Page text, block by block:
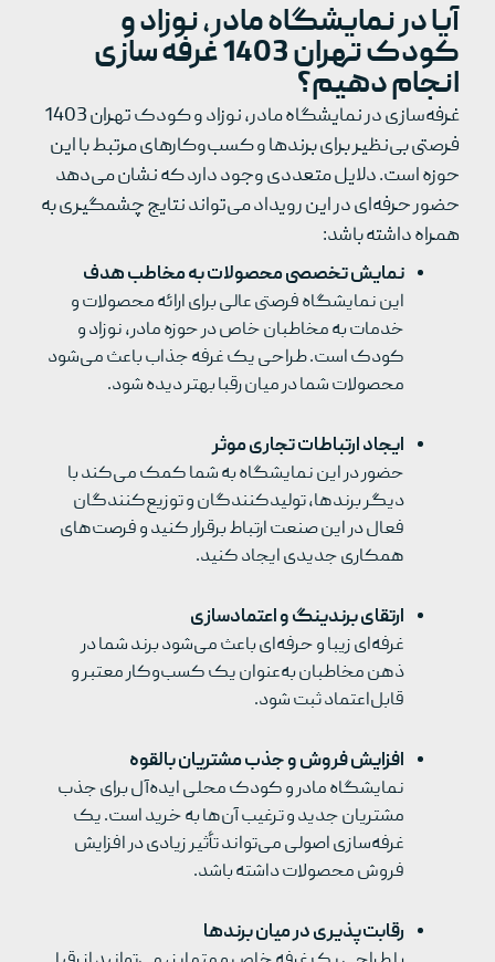
آیا در نمایشگاه مادر، نوزاد و
کودک تهران 1403 غرفه سازی
انجام دهیم؟
غرفه‌سازی در نمایشگاه مادر، نوزاد و کودک تهران 1403
فرصتی بی‌نظیر برای برندها و کسب‌وکارهای مرتبط با این
حوزه است. دلایل متعددی وجود دارد که نشان می‌دهد
حضور حرفه‌ای در این رویداد می‌تواند نتایج چشمگیری به
همراه داشته باشد:
نمایش تخصصی محصولات به مخاطب هدف
این نمایشگاه فرصتی عالی برای ارائه محصولات و
خدمات به مخاطبان خاص در حوزه مادر، نوزاد و
کودک است. طراحی یک غرفه جذاب باعث می‌شود
محصولات شما در میان رقبا بهتر دیده شود.
ایجاد ارتباطات تجاری موثر
حضور در این نمایشگاه به شما کمک می‌کند با
دیگر برندها، تولیدکنندگان و توزیع‌کنندگان
فعال در این صنعت ارتباط برقرار کنید و فرصت‌های
همکاری جدیدی ایجاد کنید.
ارتقای برندینگ و اعتمادسازی
غرفه‌ای زیبا و حرفه‌ای باعث می‌شود برند شما در
ذهن مخاطبان به‌عنوان یک کسب‌وکار معتبر و
قابل‌اعتماد ثبت شود.
افزایش فروش و جذب مشتریان بالقوه
نمایشگاه مادر و کودک محلی ایده‌آل برای جذب
مشتریان جدید و ترغیب آن‌ها به خرید است. یک
غرفه‌سازی اصولی می‌تواند تأثیر زیادی در افزایش
فروش محصولات داشته باشد.
رقابت‌پذیری در میان برندها